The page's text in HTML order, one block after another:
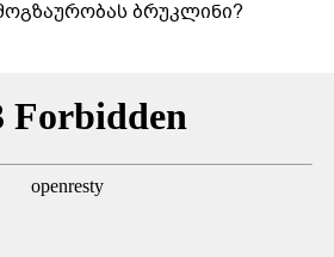
ბრუკლინი?